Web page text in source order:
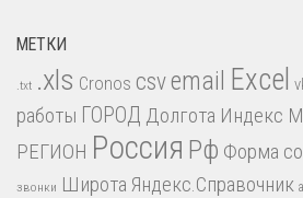
МЕТКИ
.txt .xls Cronos csvemail Excel
работы ГОРОД Долгота Индекс
РЕГИОН Россия Рф Форма
звонки Широта Яндекс.Справочник